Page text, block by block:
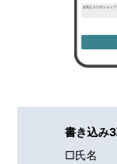
書き込み
□氏名